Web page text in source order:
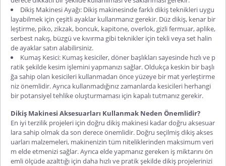
Dikiş Makinesi Ayağı: Dikiş makinesinde farklı dikiş teknikleri uygu
layabilmek için çeşitli ayaklar kullanmanız gerekir. Düz dikiş, kenar bir
leştirme, piko, zikzak, boncuk, kapitone, overlok, gizli fermuar, aplike,
serbest nakış, büzgü ve kıvırma gibi teknikler için tekli veya set halin
de ayaklar satın alabilirsiniz.
Kumaş Kesici: Kumaş kesiciler, döner başlıkları sayesinde hızlı ve p
ratik şekilde kesim işlemini yapmanızı sağlar. Oldukça keskin bir başlı
ğa sahip olan kesicileri kullanmadan önce yüzeye bir mat yerleştirme
niz önemlidir. Ayrıca kullanmadığınız zamanlarda kesicileri herhangi
bir potansiyel tehlike oluşturmaması için kapalı tutmanız gerekir.
Dikiş Makinesi Aksesuarları Kullanmak Neden Önemlidir?
En iyi terzilik projeleri için doğru dikiş makinesi kadar doğru aksesuar
lara sahip olmak da son derece önemlidir. Doğru seçilmiş dikiş akses
uarları malzemeleri, makinenizin tüm niteliklerinden maksimum veri
m elde etmenizi sağlar. Ayrıca elde yapmanız gereken iş miktarını ön
emli ölçüde azalttığı için daha hızlı ve pratik şekilde dikiş projelerinizi